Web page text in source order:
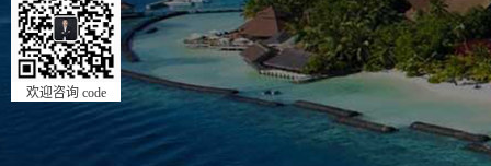
欢迎咨询 code